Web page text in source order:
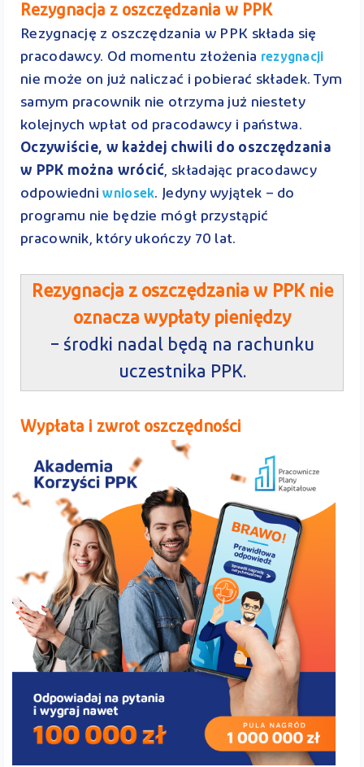
Rezygnacja z oszczędzania w PPK
Rezygnację z oszczędzania w PPK składa się
pracodawcy. Od momentu złożenia rezygnacji
nie może on już naliczać i pobierać składek. Tym
samym pracownik nie otrzyma już niestety
kolejnych wpłat od pracodawcy i państwa.
Oczywiście, w każdej chwili do oszczędzania
w PPK można wrócić, składając pracodawcy
odpowiedniwniosek. Jedyny wyjątek – do
programu nie będzie mógł przystąpić
pracownik, który ukończy 70 lat.
Rezygnacja z oszczędzania w PPK nie
oznacza wypłaty pieniędzy
– środki nadal będą na rachunku
uczestnika PPK.
Wypłata i zwrot oszczędności